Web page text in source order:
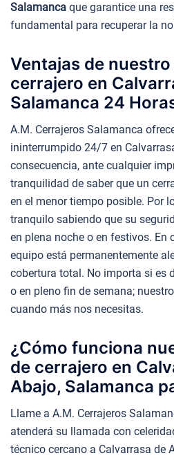
Salamanca que garantice una
fundamental para recuperar la
Ventajas de
cerrajero en
Salamanca 24
A.M. Cerrajeros Salamanca
ininterrumpido 24/7 en
consecuencia, ante cualquier
tranquilidad de saber que un
en el menor tiempo posible. Por
tranquilo sabiendo que su
en plena noche o en festivos. En
equipo está permanentemente
cobertura total. No importa si es
o en pleno fin de semana;
cuando más nos necesitas.
¿Cómo funciona
de cerrajero en
Abajo, Salamanca
Llame a A.M. Cerrajeros
atenderá su llamada con
técnico cercano a Calvarrasa de